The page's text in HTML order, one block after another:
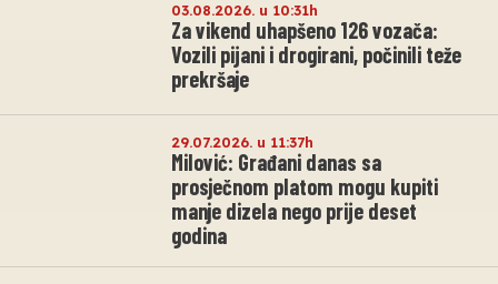
03.08.2026. u 10:31h
Za vikend uhapšeno 126 vozača:
Vozili pijani i drogirani, počinili teže
prekršaje
29.07.2026. u 11:37h
Milović: Građani danas sa
prosječnom platom mogu kupiti
manje dizela nego prije deset
godina